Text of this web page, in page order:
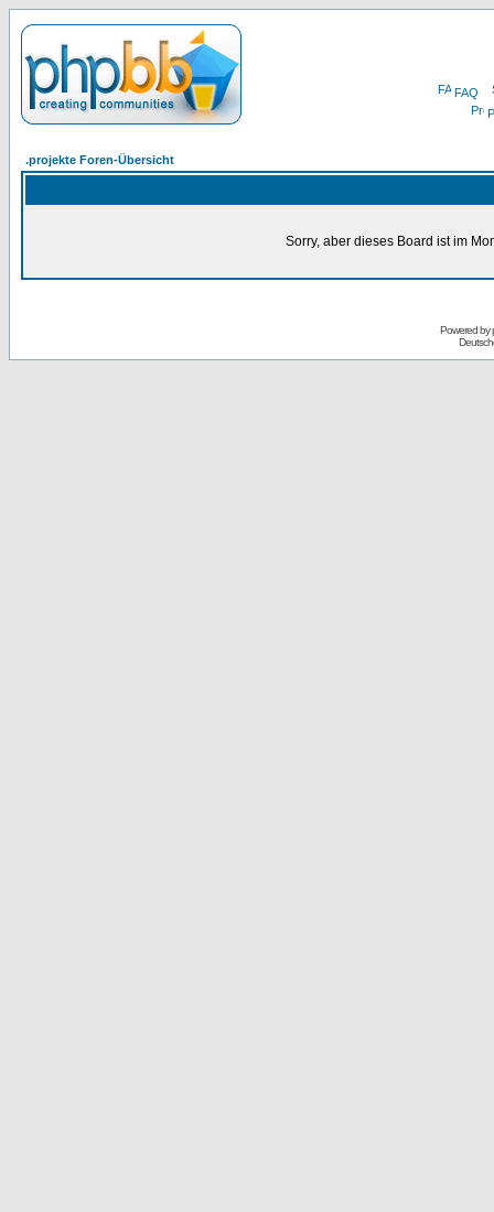
FAQ
.projekte Foren-Übersicht
Sorry, aber dieses Board ist im
Powered by